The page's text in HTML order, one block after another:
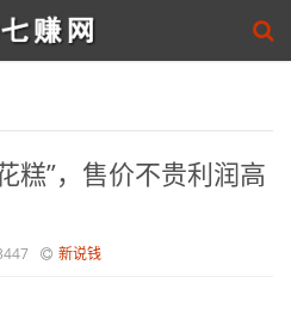
糕”，售价不贵利润高
新说钱